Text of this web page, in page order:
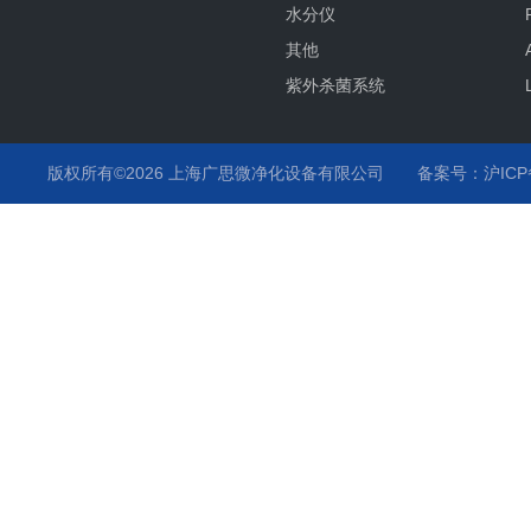
水分仪
其他
紫外杀菌系统
版权所有©2026 上海广思微净化设备有限公司 备案号：沪